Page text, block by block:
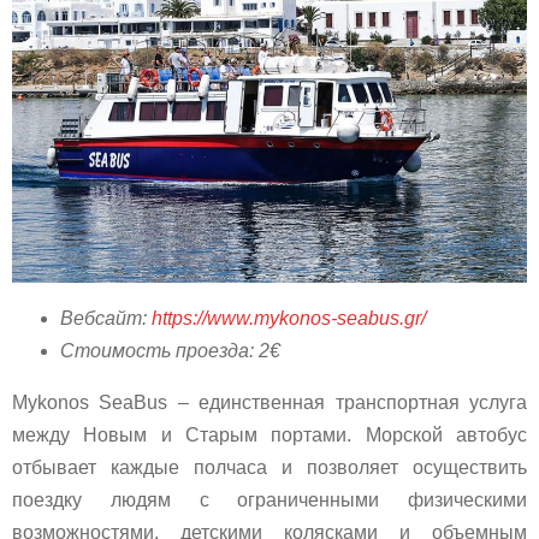
Вебсайт: https://www.mykonos-seabus.gr/
Стоимость проезда: 2€
Mykonos SeaBus – единственная транспортная услуга
между Новым и Старым портами. Морской автобус
отбывает каждые полчаса и позволяет осуществить
поездку людям с ограниченными физическими
возможностями, детскими колясками и объемным